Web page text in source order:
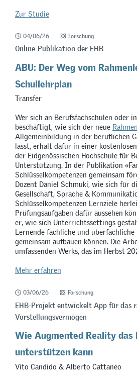
Zur Studie
04/06/26 Forschung
Online-Publikation der EHB
ABU: Der Weg vom
Schullehrplan
Transfer
Wer sich an Berufsfachschulen oder
beschäftigt, wie sich der neue
Allgemeinbildung in der beruflichen
lässt, erhält dafür in einer
der Eidgenössischen Hochschule für
Unterstützung. In der Publikation «
Schlüsselkompetenzen gemeinsam
Dozent Daniel Schmuki, wie sich für
Gesellschaft, Sprache &
Schlüsselkompetenzen Lernziele
Prüfungsaufgaben dafür aussehen
er, wie sich Unterrichtssettings
Lernende fachliche und überfachliche
gemeinsam aufbauen können. Die
umfassenden Werks, das im Herbst
Mehr erfahren
03/06/26 Forschung
EHB-Projekt entwickelt App für das
Vorstellungsvermögen
Wie Augmented Reality das
unterstützen kann
Vito Candido & Alberto Cattaneo